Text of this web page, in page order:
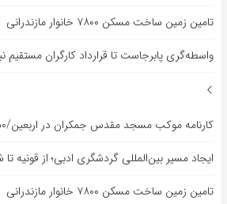
تامین زمین ساخت مسکن ۷۸۰۰ خانوار مازندرانی
واسطه‌گری پابرجاست تا قرارداد کارگران مستقیم
کارنامه موکب مسجد مقدس جمکران در اربعین/۵۰ هزار پرس غذای روزانه
ایجاد مسیر بین‌المللی گردشگری ادبی؛ از قونیه تا
تامین زمین ساخت مسکن ۷۸۰۰ خانوار مازندرانی